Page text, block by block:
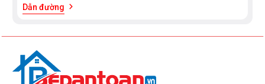
Dẫn đường